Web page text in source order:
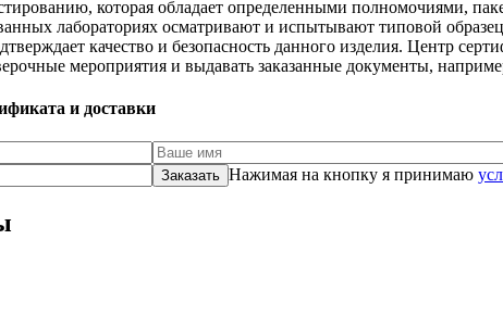
которая обладает определенными полномочиями,
лабораториях осматривают и испытывают типовой
качество и безопасность данного изделия. Центр
мероприятия и выдавать заказанные документы,
и доставки
Нажимая на кнопку я принимаю